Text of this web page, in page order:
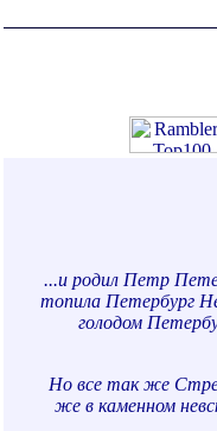
...и родил Петр
топила Петербург
голодом
Но все так же
же в каменном